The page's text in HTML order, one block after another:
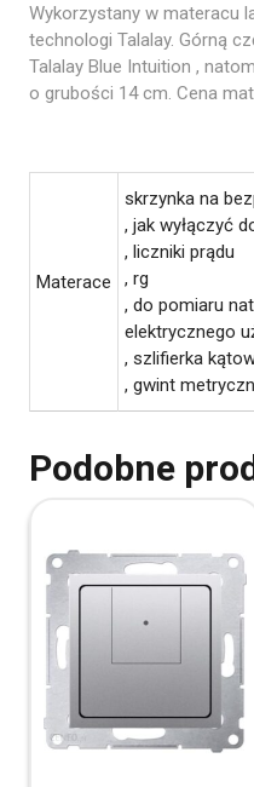
Wykorzystany w materacu
technologi Talalay. Górną
Talalay Blue Intuition ,
o grubości 14 cm. Cena
Materace
skrzynka na
, jak wyłączyć
, liczniki prądu
, rg
, do pomiaru
elektrycznego
, szlifierka
, gwint
Podobne